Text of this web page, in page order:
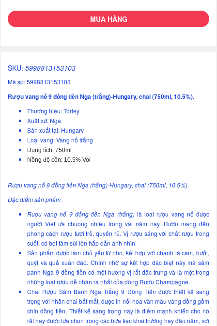
MUA HÀNG
SKU: 5998813153103
Mã sp: 5998813153103
Rượu vang nổ 9 đồng tiền Nga (trắng)-Hungary, chai (750ml, 10.5%).
Thương hiệu: Torley
Xuất xứ: Nga
Sản xuất tại: Hungary
Loại vang: Vang nổ trắng
Dung tích: 750ml
Nồng độ cồn: 10.5% Vol
Rượu vang nổ 9 đồng tiền Nga (trắng)-Hungary, chai (750ml, 10.5%).
Đặc điểm sản phẩm.
Rượu vang nổ 9 đồng tiền Nga (trắng)là loại rượu vang nổ được
người Việt ưa chuộng nhiều trong vài năm nay. Rượu mang đến
phong cách rượu tươi trẻ, quyến rũ. Vị rượu sáng với chất rượu trong
suốt, có bọt tăm sủi lên hấp dẫn ánh nhìn.
Sản phẩm được làm chủ yếu từ nho, kết hợp với chanh lá cam, bưởi,
quýt và quả xuân đào. Chính nhờ sự kết hợp đặc biệt này mà sâm
panh Nga 9 đồng tiền có một hương vị rất đặc trưng và là một trong
những loại rượu dễ nhận ra nhất của dòng Rượu Champagne.
Chai Rượu Sâm Banh Nga Trắng 9 Đồng Tiền được thiết kế sang
trọng với nhãn chai bắt mắt, được in nổi hoa văn màu vàng đồng gồm
chín đồng tiền. Thiết kế sang trọng này là điểm mạnh khiến cho nó
rất hay được lựa chọn trong các bữa tiệc khai trương hay đầu năm, với